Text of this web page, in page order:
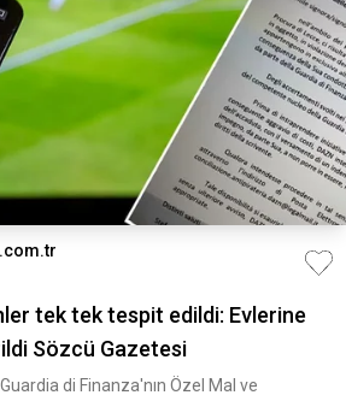
tek tek tespit edildi: Evlerine
Sözcü Gazetesi
di Finanza'nın Özel Mal ve